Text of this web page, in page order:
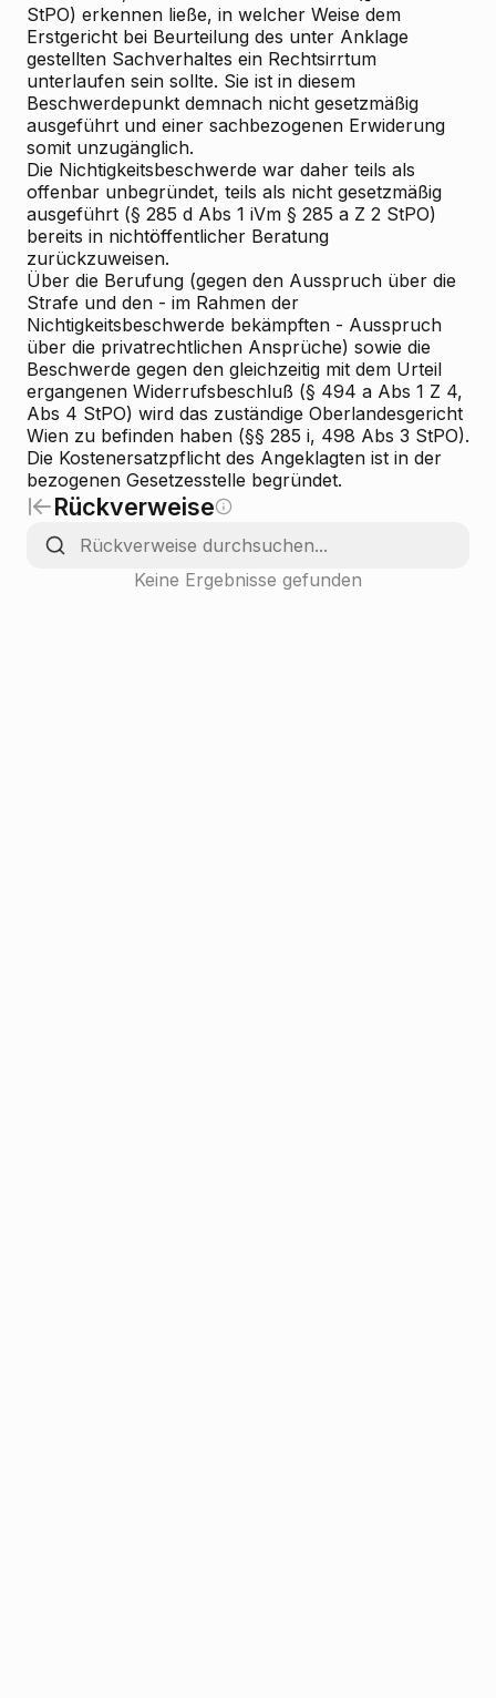
StPO) erkennen ließe, in welcher Weise dem
Erstgericht bei Beurteilung des unter Anklage
gestellten Sachverhaltes ein Rechtsirrtum
unterlaufen sein sollte. Sie ist in diesem
Beschwerdepunkt demnach nicht gesetzmäßig
ausgeführt und einer sachbezogenen Erwiderung
somit unzugänglich.
Die Nichtigkeitsbeschwerde war daher teils als
offenbar unbegründet, teils als nicht gesetzmäßig
ausgeführt (§ 285 d Abs 1 iVm § 285 a Z 2 StPO)
bereits in nichtöffentlicher Beratung
zurückzuweisen.
Über die Berufung (gegen den Ausspruch über die
Strafe und den - im Rahmen der
Nichtigkeitsbeschwerde bekämpften - Ausspruch
über die privatrechtlichen Ansprüche) sowie die
Beschwerde gegen den gleichzeitig mit dem Urteil
ergangenen Widerrufsbeschluß (§ 494 a Abs 1 Z 4,
Abs 4 StPO) wird das zuständige Oberlandesgericht
Wien zu befinden haben (§§ 285 i, 498 Abs 3 StPO).
Die Kostenersatzpflicht des Angeklagten ist in der
bezogenen Gesetzesstelle begründet.
Rückverweise
Keine Ergebnisse gefunden